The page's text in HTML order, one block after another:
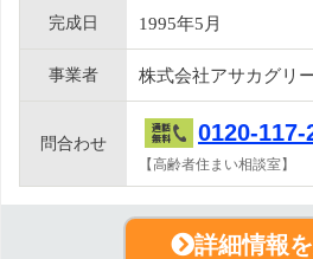
完成日 1995年5月
事業者 株式会社アサカグリ
問合わせ 0120-117-
【高齢者住まい相談室】
詳細情報